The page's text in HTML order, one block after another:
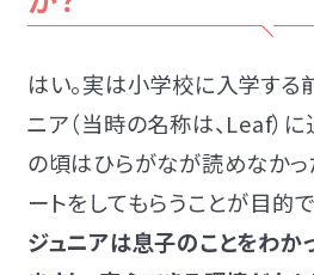
はい。実は小学校に入学する
ニア（当時の名称は、Leaf）
の頃はひらがなが読めなかっ
ートをしてもらうことが目的で
ジュニアは息子のことをわか